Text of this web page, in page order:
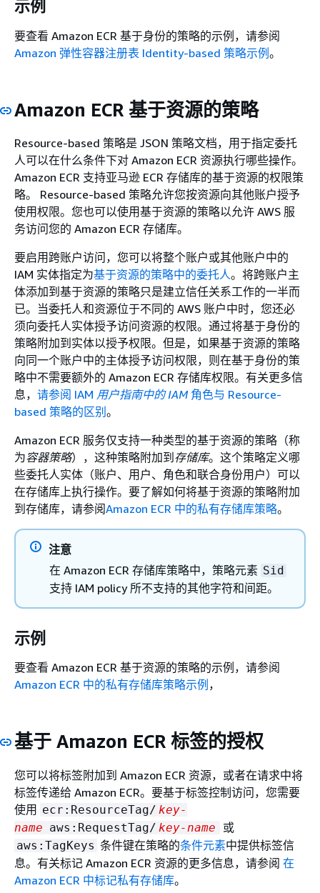
示例
要查看 Amazon ECR 基于身份的策略的示例，请参阅
Amazon 弹性容器注册表 Identity-based 策略示例。
Amazon ECR 基于资源的策略
Resource-based 策略是 JSON 策略文档，用于指定委托
人可以在什么条件下对 Amazon ECR 资源执行哪些操作。
Amazon ECR 支持亚马逊 ECR 存储库的基于资源的权限策
略。 Resource-based 策略允许您按资源向其他账户授予
使用权限。您也可以使用基于资源的策略以允许 AWS 服
务访问您的 Amazon ECR 存储库。
要启用跨账户访问，您可以将整个账户或其他账户中的
IAM 实体指定为基于资源的策略中的委托人。将跨账户主
体添加到基于资源的策略只是建立信任关系工作的一半而
已。当委托人和资源位于不同的 AWS 账户中时，您还必
须向委托人实体授予访问资源的权限。通过将基于身份的
策略附加到实体以授予权限。但是，如果基于资源的策略
向同一个账户中的主体授予访问权限，则在基于身份的策
略中不需要额外的 Amazon ECR 存储库权限。有关更多信
息， 请参阅 IAM 用户指南中的 IAM角色与 Resource-
based 策略的区别 。
Amazon ECR 服务仅支持一种类型的基于资源的策略（称
为容器策略），这种策略附加到 存储库。这个策略定义哪
些委托人实体（账户、用户、角色和联合身份用户）可以
在存储库上执行操作。要了解如何将基于资源的策略附加
到存储库，请参阅Amazon ECR 中的私有存储库策略。
注意
在 Amazon ECR 存储库策略中，策略元素 Sid
支持 IAM policy 所不支持的其他字符和间距。
示例
要查看 Amazon ECR 基于资源的策略的示例，请参阅
Amazon ECR 中的私有存储库策略示例 ，
基于 Amazon ECR 标签的授权
您可以将标签附加到 Amazon ECR 资源，或者在请求中将
标签传递给 Amazon ECR。要基于标签控制访问，您需要
使用 ecr:ResourceTag/ key-
name aws:RequestTag/ key-name 或
aws:TagKeys 条件键在策略的条件元素中提供标签信
息。有关标记 Amazon ECR 资源的更多信息，请参阅 在
Amazon ECR 中标记私有存储库。